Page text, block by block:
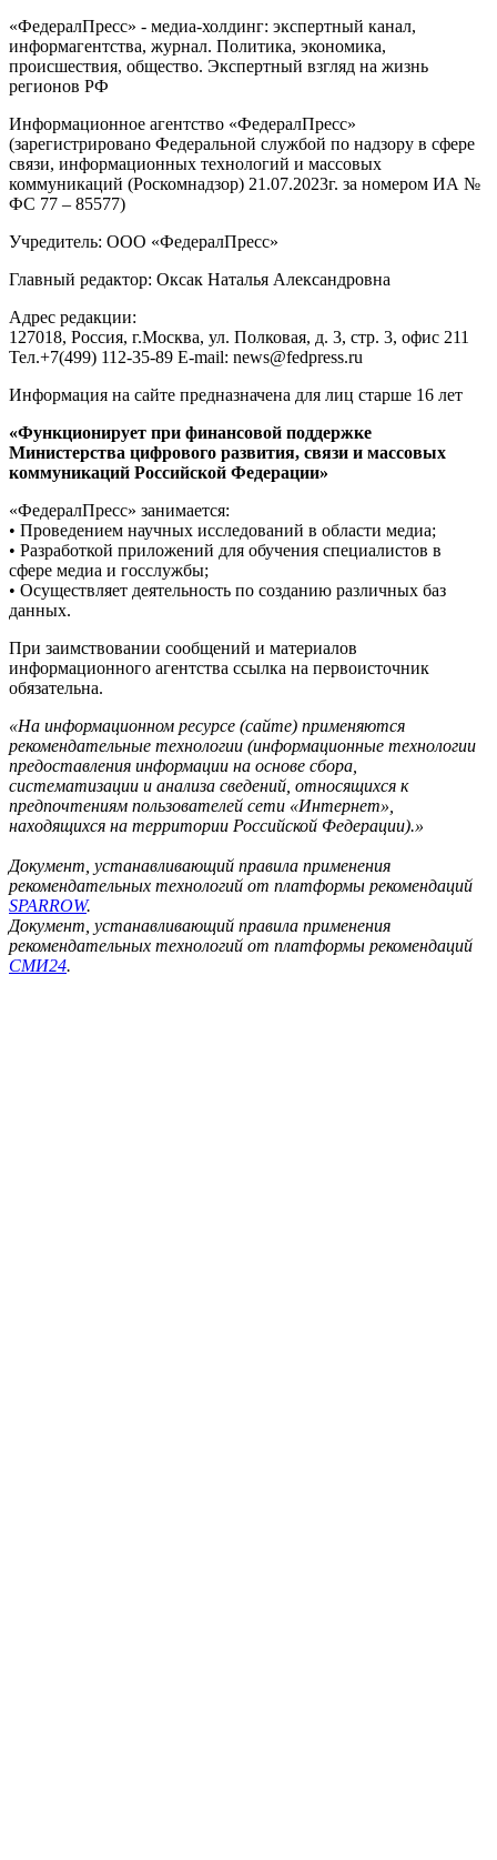
«ФедералПресс» - медиа-холдинг: экспертный канал,
информагентства, журнал. Политика, экономика,
происшествия, общество. Экспертный взгляд на жизнь
регионов РФ
Информационное агентство «ФедералПресс»
(зарегистрировано Федеральной службой по надзору в сфере
связи, информационных технологий и массовых
коммуникаций (Роскомнадзор) 21.07.2023г. за номером ИА №
ФС 77 – 85577)
Учредитель: ООО «ФедералПресс»
Главный редактор: Оксак Наталья Александровна
Адрес редакции:
127018, Россия, г.Москва, ул. Полковая, д. 3, стр. 3, офис 211
Тел.+7(499) 112-35-89 E-mail: news@fedpress.ru
Информация на сайте предназначена для лиц старше 16 лет
«Функционирует при финансовой поддержке
Министерства цифрового развития, связи и массовых
коммуникаций Российской Федерации»
«ФедералПресс» занимается:
• Проведением научных исследований в области медиа;
• Разработкой приложений для обучения специалистов в
сфере медиа и госслужбы;
• Осуществляет деятельность по созданию различных баз
данных.
При заимствовании сообщений и материалов
информационного агентства ссылка на первоисточник
обязательна.
«На информационном ресурсе (сайте) применяются
рекомендательные технологии (информационные технологии
предоставления информации на основе сбора,
систематизации и анализа сведений, относящихся к
предпочтениям пользователей сети «Интернет»,
находящихся на территории Российской Федерации).»
Документ, устанавливающий правила применения
рекомендательных технологий от платформы рекомендаций
SPARROW.
Документ, устанавливающий правила применения
рекомендательных технологий от платформы рекомендаций
СМИ24.